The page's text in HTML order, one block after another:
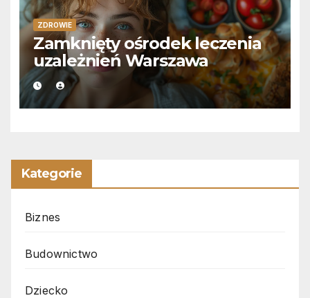
ZDROWIE
Zamknięty ośrodek leczenia
uzależnień Warszawa
Kategorie
Biznes
Budownictwo
Dziecko